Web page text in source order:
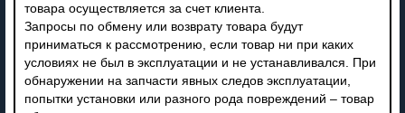
товара осуществляется за счет клиента.
Запросы по обмену или возврату товара будут
приниматься к рассмотрению, если товар ни при каких
условиях не был в эксплуатации и не устанавливался. При
обнаружении на запчасти явных следов эксплуатации,
попытки установки или разного рода повреждений – товар